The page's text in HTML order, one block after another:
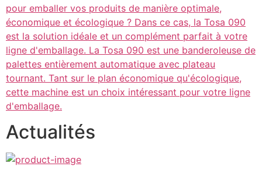
pour emballer vos produits de manière optimale,
économique et écologique ? Dans ce cas, la Tosa 090
est la solution idéale et un complément parfait à votre
ligne d'emballage. La Tosa 090 est une banderoleuse de
palettes entièrement automatique avec plateau
tournant. Tant sur le plan économique qu'écologique,
cette machine est un choix intéressant pour votre ligne
d'emballage.
Actualités